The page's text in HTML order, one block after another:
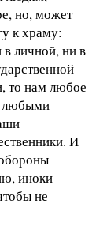
но, может
к храму:
в личной, ни в
то нам любое
любыми
И
иноки
не